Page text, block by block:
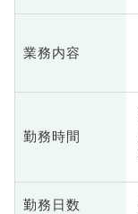
業務内容
勤務時間
勤務日数